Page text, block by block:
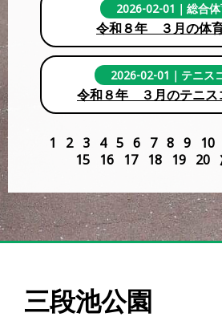
2026-02-01 ｜ 総合
令和８年 ３月の体
2026-02-01 ｜ テニス
令和８年 ３月のテニス
1 2 3 4 5 6 7 8 9 10
15 16 17 18 19 20
三段池公園